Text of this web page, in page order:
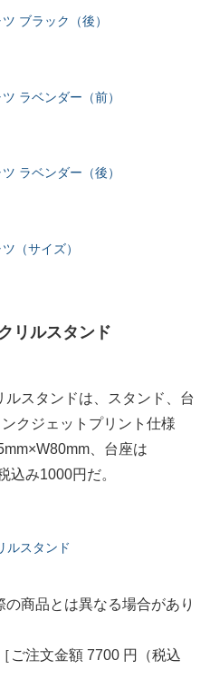
ブラック（後）
ラベンダー（前）
ラベンダー（後）
（サイズ）
リルスタンド
スタンドは、スタンド、台
クジェットプリント仕様
、台座は
込み1000円だ。
ルスタンド
商品とは異なる場合があり
ご注文金額 7700 円（税込